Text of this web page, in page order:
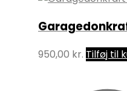
950,00 kr. Tilføj til